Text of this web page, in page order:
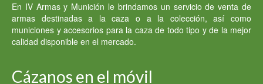
En IV Armas y Munición le brindamos un servicio de venta de
armas destinadas a la caza o a la colección, así como
municiones y accesorios para la caza de todo tipo y de la mejor
calidad disponible en el mercado.
Cázanos en el móvil